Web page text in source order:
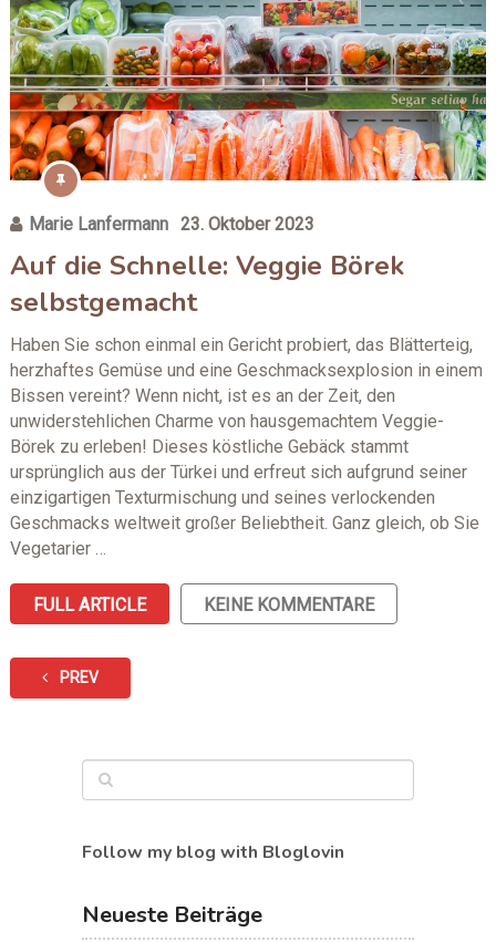
Marie Lanfermann 23. Oktober 2023
Auf die Schnelle: Veggie Börek
selbstgemacht
Haben Sie schon einmal ein Gericht probiert, das Blätterteig,
herzhaftes Gemüse und eine Geschmacksexplosion in einem
Bissen vereint? Wenn nicht, ist es an der Zeit, den
unwiderstehlichen Charme von hausgemachtem Veggie-
Börek zu erleben! Dieses köstliche Gebäck stammt
ursprünglich aus der Türkei und erfreut sich aufgrund seiner
einzigartigen Texturmischung und seines verlockenden
Geschmacks weltweit großer Beliebtheit. Ganz gleich, ob Sie
Vegetarier …
FULL ARTICLE KEINE KOMMENTARE
PREV
Follow my blog with Bloglovin
Neueste Beiträge